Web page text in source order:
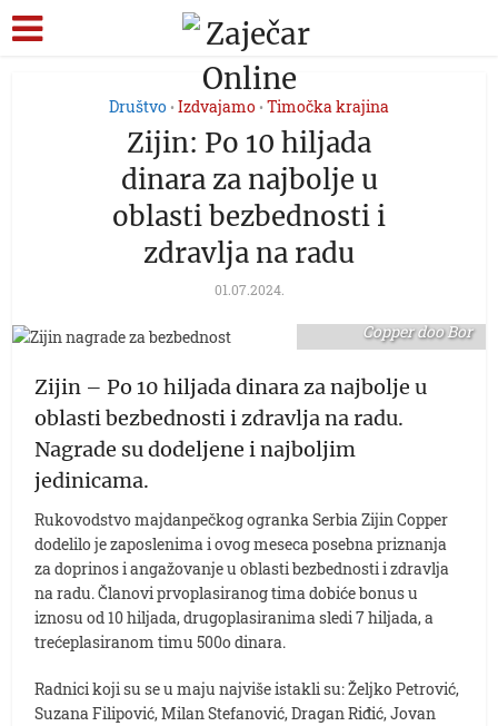
Društvo • Izdvajamo • Timočka krajina
Zijin: Po 10 hiljada
dinara za najbolje u
oblasti bezbednosti i
zdravlja na radu
01.07.2024.
Copper doo Bor
Zijin – Po 10 hiljada dinara za najbolje u
oblasti bezbednosti i zdravlja na radu.
Nagrade su dodeljene i najboljim
jedinicama.
Rukovodstvo majdanpečkog ogranka Serbia Zijin Copper
dodelilo je zaposlenima i ovog meseca posebna priznanja
za doprinos i angažovanje u oblasti bezbednosti i zdravlja
na radu. Članovi prvoplasiranog tima dobiće bonus u
iznosu od 10 hiljada, drugoplasiranima sledi 7 hiljada, a
trećeplasiranom timu 500o dinara.
Radnici koji su se u maju najviše istakli su: Željko Petrović,
Suzana Filipović, Milan Stefanović, Dragan Riđić, Jovan